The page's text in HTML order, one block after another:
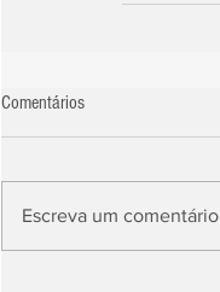
Comentários
Escreva um comentário